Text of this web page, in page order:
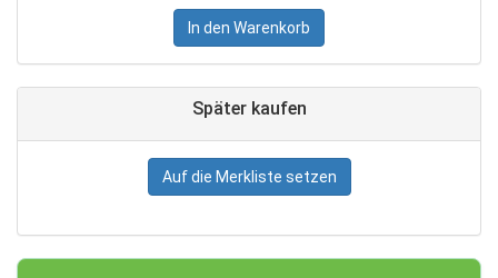
In den Warenkorb
Später kaufen
Auf die Merkliste setzen